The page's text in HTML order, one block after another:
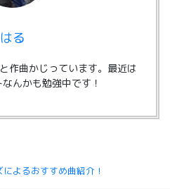
はる
作曲かじっています。最近は
んかも勉強中です！
よるおすすめ曲紹介！